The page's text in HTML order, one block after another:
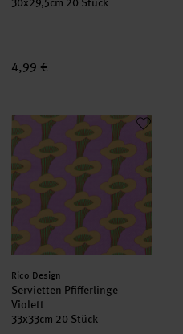
4,99 €
Servietten Pfifferlinge Violett
Hersteller:
Rico Design
Servietten Pfifferlinge
Violett
33x33cm 20 Stück